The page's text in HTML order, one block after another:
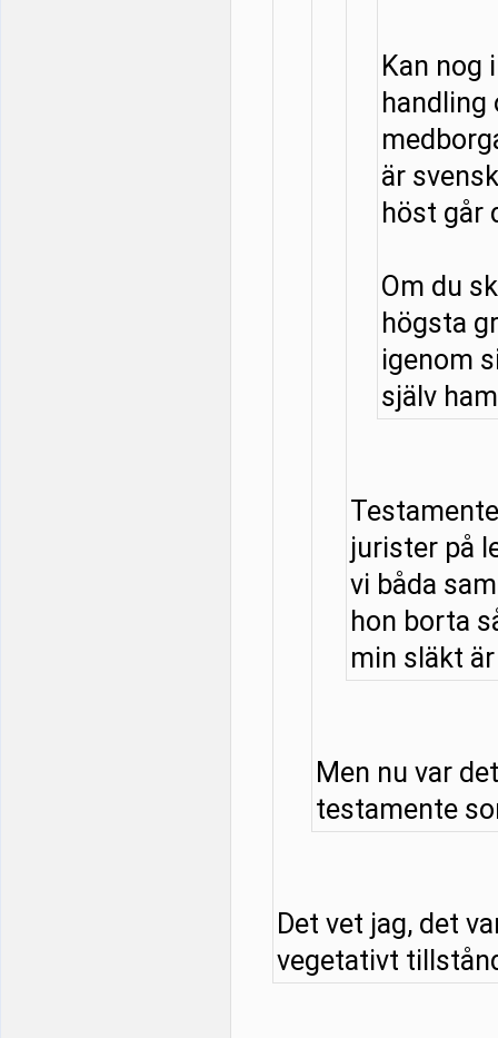
Kan nog
är
höst går
Om du
högsta
igenom
själv
jurister på
vi båda
hon borta
min släkt
Men nu var
testamente
Det vet jag, det
vegetativt